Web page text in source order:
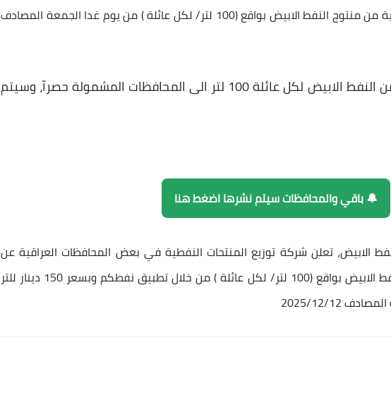
النفط الابيض بواقع (100 لتر/ لكل عائلة )
من يوم غدا الجمعة المصادف
الحصة الثانية من النفط الابيض لكل عائلة 100 لتر الى المحافظات المشمولة حصرآ، وسيتم
🔔 باقي والمحافظات سيتم نشرها اضغط هنا
الابيض،تعلن شركة توزيع المنتحات النفطية في بعض المحافظات العراقية عن
اطلاق الحصة الثانية من منتوج النفط الابيض بواقع (100 لتر/ لكل عائلة ) من خلال تطبيق نفطكم وبسعر 150 دينار للتر
2025/12/12